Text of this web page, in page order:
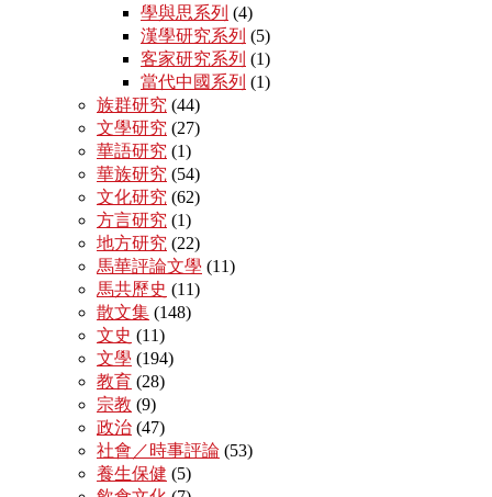
學與思系列 (4)
漢學研究系列 (5)
客家研究系列 (1)
當代中國系列 (1)
族群研究 (44)
文學研究 (27)
華語研究 (1)
華族研究 (54)
文化研究 (62)
方言研究 (1)
地方研究 (22)
馬華評論文學 (11)
馬共歷史 (11)
散文集 (148)
文史 (11)
文學 (194)
教育 (28)
宗教 (9)
政治 (47)
社會／時事評論 (53)
養生保健 (5)